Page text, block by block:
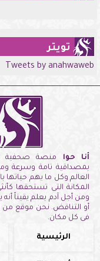
تويتر
Tweets by anahwaweb
أنا حوا منصة صحفية
بمصداقية تامة وسرعة
العالم وكل ما يهم
المكانة التى تستحقها
ومن أجل آدم يعلم يقيناً
أو التناقض. نحن موقع من
فى كل مكان.
الرئيسية